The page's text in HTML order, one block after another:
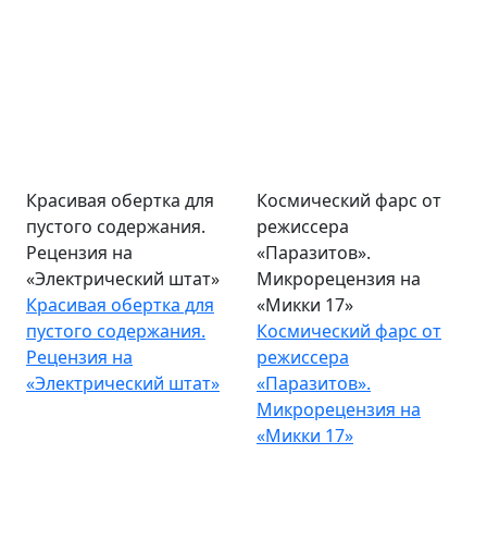
Красивая обертка для
пустого содержания.
Рецензия на
«Электрический штат»
Красивая обертка для
пустого содержания.
Рецензия на
«Электрический штат»
Космический фарс от
режиссера
«Паразитов».
Микрорецензия на
«Микки 17»
Космический фарс от
режиссера
«Паразитов».
Микрорецензия на
«Микки 17»